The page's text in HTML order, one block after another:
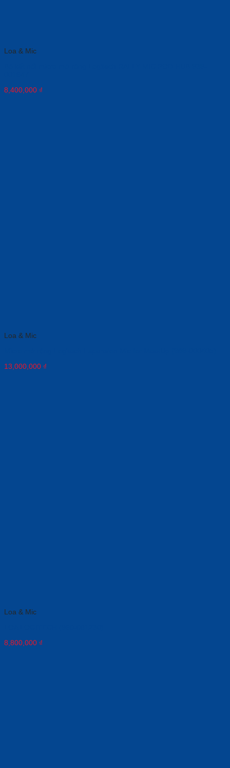
Loa & Mic
8,400,000 ₫
Loa & Mic
13,000,000 ₫
Loa & Mic
8,800,000 ₫